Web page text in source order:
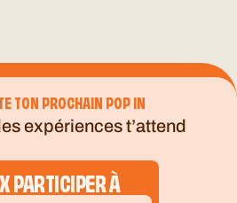
TON PROCHAIN POP IN
expériences t’attend
PARTICIPER À